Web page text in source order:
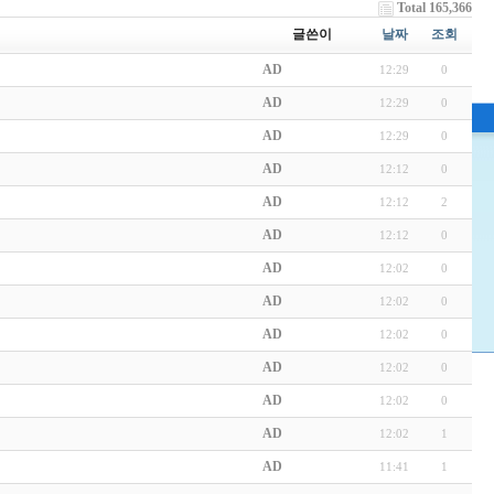
Total 165,366
글쓴이
날짜 조회
AD 12:29 0
AD 12:29 0
AD 12:29 0
AD 12:12 0
AD 12:12 2
AD 12:12 0
AD 12:02 0
AD 12:02 0
AD 12:02 0
AD 12:02 0
AD 12:02 0
AD 12:02 1
AD 11:41 1